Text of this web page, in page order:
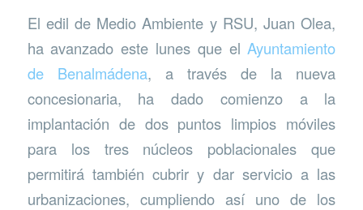
El edil de Medio Ambiente y RSU, Juan Olea,
ha avanzado este lunes que elAyuntamiento
de Benalmádena, a través de la nueva
concesionaria, ha dado comienzo a la
implantación de dos puntos limpios móviles
para los tres núcleos poblacionales que
permitirá también cubrir y dar servicio a las
urbanizaciones, cumpliendo así uno de los